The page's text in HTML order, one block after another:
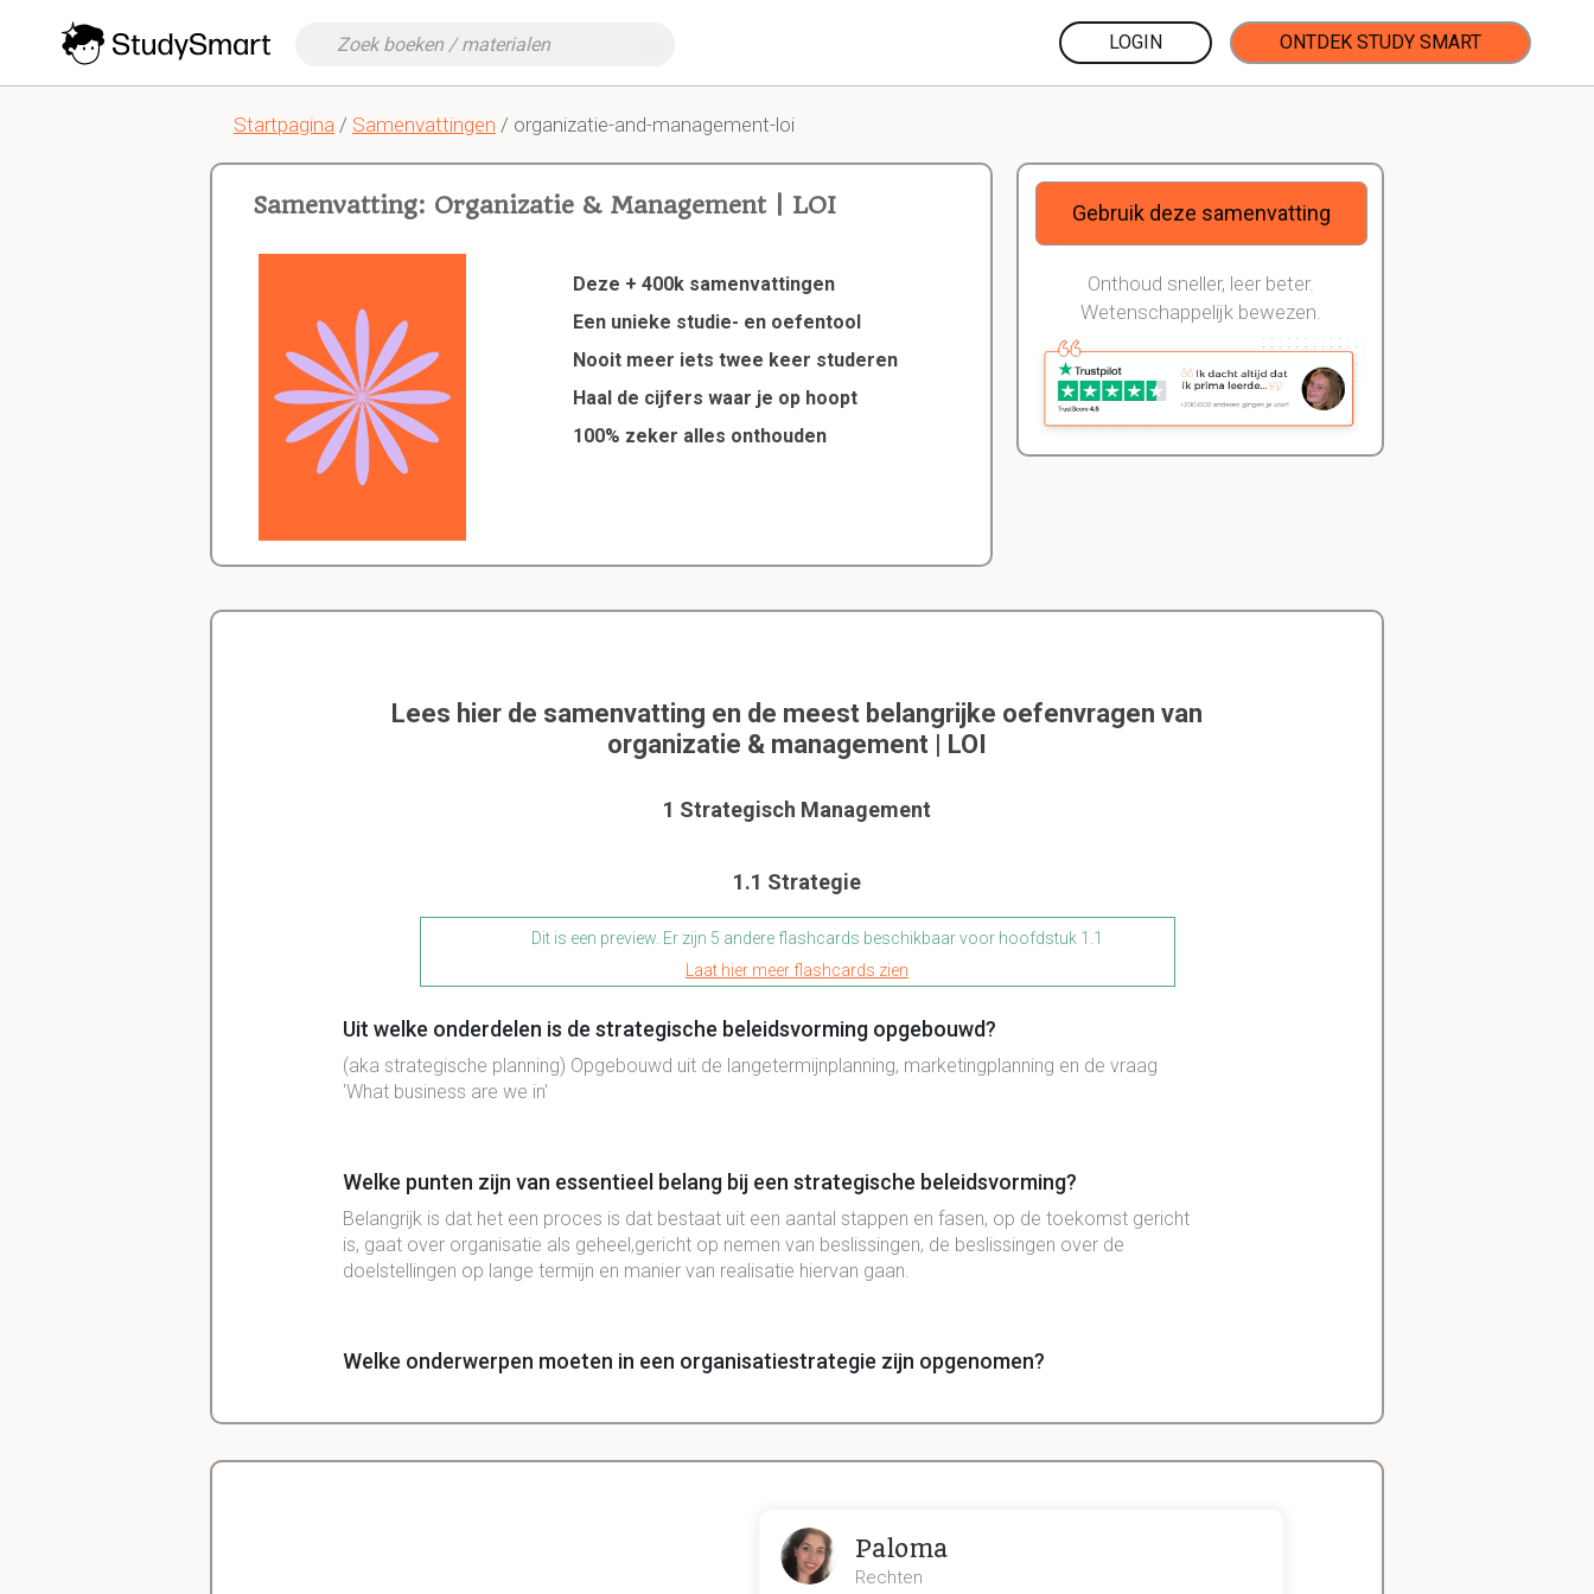
LOGIN ONTDEK STUDY SMART
Startpagina / Samenvattingen / organizatie-and-management-loi
Samenvatting: Organizatie & Management | LOI
Deze + 400k samenvattingen
Een unieke studie- en oefentool
Nooit meer iets twee keer studeren
Haal de cijfers waar je op hoopt
100% zeker alles onthouden
Gebruik deze samenvatting
Onthoud sneller, leer beter.
Wetenschappelijk bewezen.
Lees hier de samenvatting en de meest belangrijke oefenvragen van
organizatie & management | LOI
1 Strategisch Management
1.1 Strategie
Dit is een preview. Er zijn 5 andere flashcards beschikbaar voor hoofdstuk 1.1
Laat hier meer flashcards zien
Uit welke onderdelen is de strategische beleidsvorming opgebouwd?
(aka strategische planning) Opgebouwd uit de langetermijnplanning, marketingplanning en de vraag
'What business are we in'
Welke punten zijn van essentieel belang bij een strategische beleidsvorming?
Belangrijk is dat het een proces is dat bestaat uit een aantal stappen en fasen, op de toekomst gericht
is, gaat over organisatie als geheel,gericht op nemen van beslissingen, de beslissingen over de
doelstellingen op lange termijn en manier van realisatie hiervan gaan.
Welke onderwerpen moeten in een organisatiestrategie zijn opgenomen?
met mee- en tegenvallers
Strategie geeft op algemene termen aan op welke manier de organisatie de doelen zal verwezenlijken
terwijl beleid aangeeft welke activiteiten in welke volgorde dienen te worden uitgevoerd om de
Paloma
Rechten